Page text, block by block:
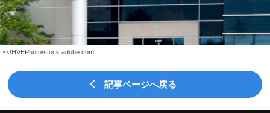
©JHVEPhoto/stock.adobe.com
記事ページへ戻る